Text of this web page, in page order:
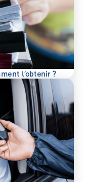
l’obtenir ?